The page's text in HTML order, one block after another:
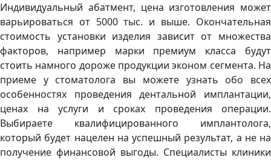
Индивидуальный абатмент, цена изготовления может
варьироваться от 5000 тыс. и выше. Окончательная
стоимость установки изделия зависит от множества
факторов, например марки премиум класса будут
стоить намного дороже продукции эконом сегмента. На
приеме у стоматолога вы можете узнать обо всех
особенностях проведения дентальной имплантации,
ценах на услуги и сроках проведения операции.
Выбираете квалифицированного имплантолога,
который будет нацелен на успешный результат, а не на
получение финансовой выгоды. Специалисты клиники